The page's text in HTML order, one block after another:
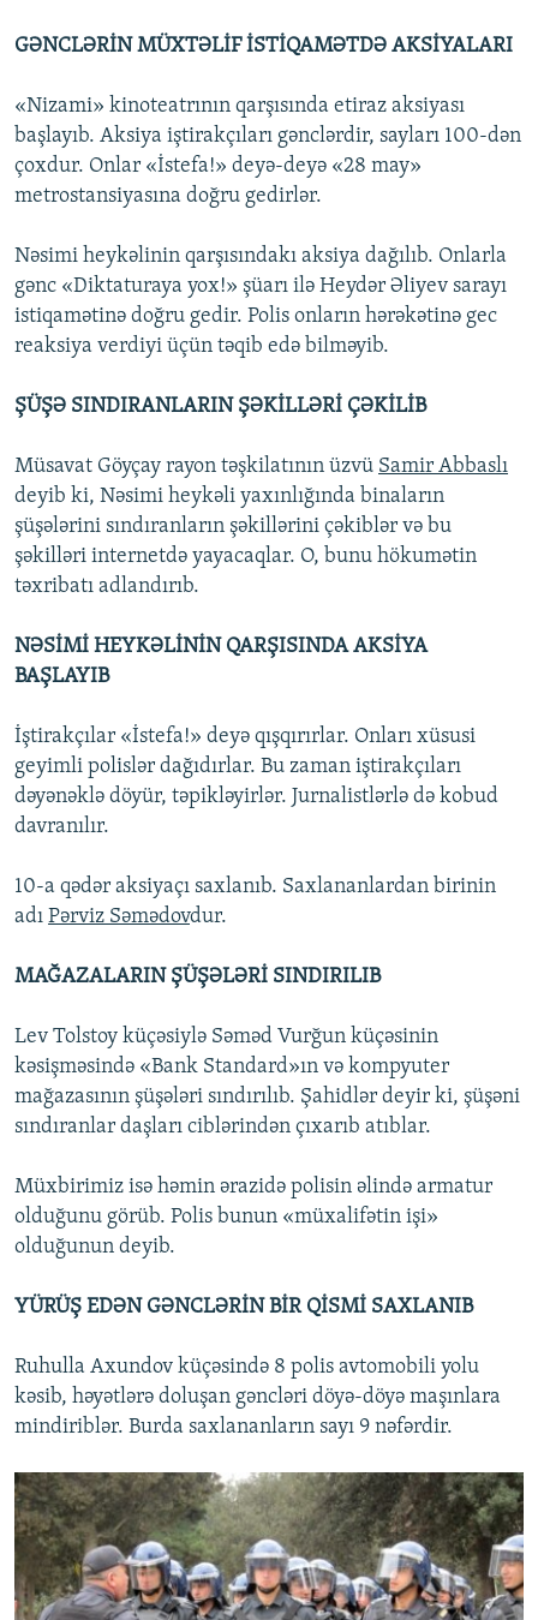
GƏNCLƏRİN MÜXTƏLİF İSTİQAMƏTDƏ AKSİYALARI
«Nizami» kinoteatrının qarşısında etiraz aksiyası
başlayıb. Aksiya iştirakçıları gənclərdir, sayları 100-dən
çoxdur. Onlar «İstefa!» deyə-deyə «28 may»
metrostansiyasına doğru gedirlər.
Nəsimi heykəlinin qarşısındakı aksiya dağılıb. Onlarla
gənc «Diktaturaya yox!» şüarı ilə Heydər Əliyev sarayı
istiqamətinə doğru gedir. Polis onların hərəkətinə gec
reaksiya verdiyi üçün təqib edə bilməyib.
ŞÜŞƏ SINDIRANLARIN ŞƏKİLLƏRİ ÇƏKİLİB
Müsavat Göyçay rayon təşkilatının üzvü Samir Abbaslı
deyib ki, Nəsimi heykəli yaxınlığında binaların
şüşələrini sındıranların şəkillərini çəkiblər və bu
şəkilləri internetdə yayacaqlar. O, bunu hökumətin
təxribatı adlandırıb.
NƏSİMİ HEYKƏLİNİN QARŞISINDA AKSİYA
BAŞLAYIB
İştirakçılar «İstefa!» deyə qışqırırlar. Onları xüsusi
geyimli polislər dağıdırlar. Bu zaman iştirakçıları
dəyənəklə döyür, təpikləyirlər. Jurnalistlərlə də kobud
davranılır.
10-a qədər aksiyaçı saxlanıb. Saxlananlardan birinin
adı Pərviz Səmədovdur.
MAĞAZALARIN ŞÜŞƏLƏRİ SINDIRILIB
Lev Tolstoy küçəsiylə Səməd Vurğun küçəsinin
kəsişməsində «Bank Standard»ın və kompyuter
mağazasının şüşələri sındırılıb. Şahidlər deyir ki, şüşəni
sındıranlar daşları ciblərindən çıxarıb atıblar.
Müxbirimiz isə həmin ərazidə polisin əlində armatur
olduğunu görüb. Polis bunun «müxalifətin işi»
olduğunun deyib.
YÜRÜŞ EDƏN GƏNCLƏRİN BİR QİSMİ SAXLANIB
Ruhulla Axundov küçəsində 8 polis avtomobili yolu
kəsib, həyətlərə doluşan gəncləri döyə-döyə maşınlara
mindiriblər. Burda saxlananların sayı 9 nəfərdir.